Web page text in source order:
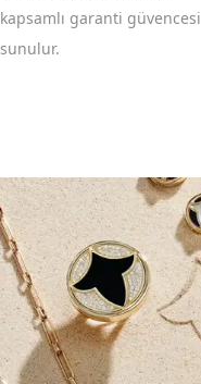
kapsamlı garanti güvencesi
sunulur.